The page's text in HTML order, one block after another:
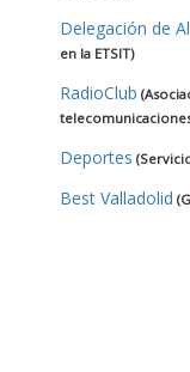
Delegación de
en la ETSIT)
RadioClub
Deportes
Best Valladolid